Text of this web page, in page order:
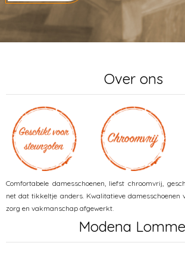
Over ons
Comfortabele damesschoenen, liefst chroomvrij,
net dat tikkeltje anders. Kwalitatieve
zorg en vakmanschap afgewerkt.
Modena